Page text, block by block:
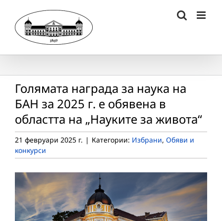
content
Голямата награда за наука на
БАН за 2025 г. е обявена в
областта на „Науките за живота“
21 февруари 2025 г. | Категории: Избрани, Обяви и
конкурси